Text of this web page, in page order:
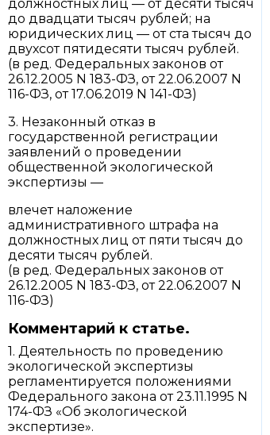
должностных лиц — от десяти тысяч
до двадцати тысяч рублей; на
юридических лиц — от ста тысяч до
двухсот пятидесяти тысяч рублей.
(в ред. Федеральных законов от
26.12.2005 N 183-ФЗ, от 22.06.2007 N
116-ФЗ, от 17.06.2019 N 141-ФЗ)
3. Незаконный отказ в
государственной регистрации
заявлений о проведении
общественной экологической
экспертизы —
влечет наложение
административного штрафа на
должностных лиц от пяти тысяч до
десяти тысяч рублей.
(в ред. Федеральных законов от
26.12.2005 N 183-ФЗ, от 22.06.2007 N
116-ФЗ)
Комментарий к статье.
1. Деятельность по проведению
экологической экспертизы
регламентируется положениями
Федерального закона от 23.11.1995 N
174-ФЗ «Об экологической
экспертизе».